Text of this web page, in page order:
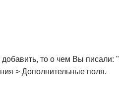
то о чем Вы писали: "
> Дополнительные поля.